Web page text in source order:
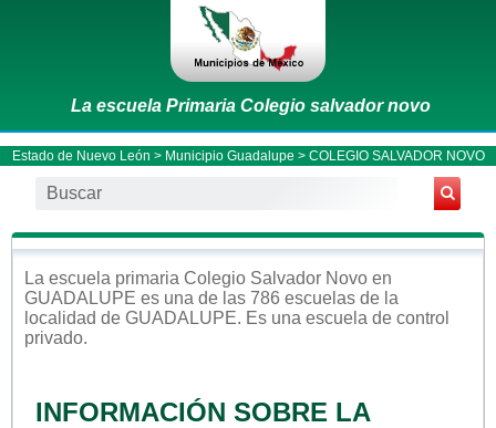
La escuela Primaria Colegio salvador novo
Estado de Nuevo León > Municipio Guadalupe > COLEGIO SALVADOR NOVO
La escuela primaria Colegio Salvador Novo en
GUADALUPE es una de las 786 escuelas de la
localidad de GUADALUPE. Es una escuela de control
privado.
INFORMACIÓN SOBRE LA